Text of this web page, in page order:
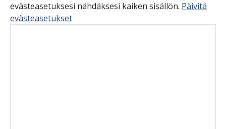
evästeasetuksesi nähdäksesi kaiken sisällön. Päivitä
evästeasetukset